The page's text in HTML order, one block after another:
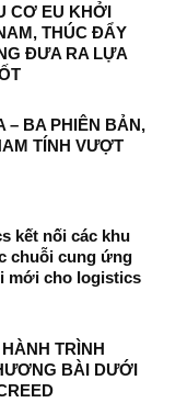
CƠ EU KHỞI
THÚC ĐẨY
ĐƯA RA LỰA
– BA PHIÊN BẢN,
TÍNH VƯỢT
kết nối các khu
chuỗi cung ứng
mới cho logistics
TRÌNH
BÀI DƯỚI